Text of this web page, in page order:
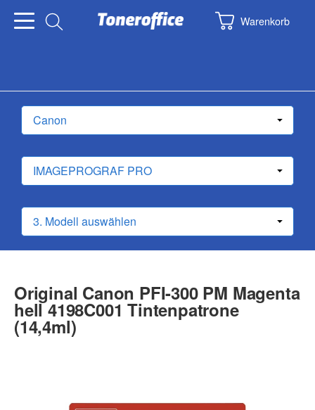
Warenkorb
Original Canon PFI-300 PM Magenta
hell 4198C001 Tintenpatrone
(14,4ml)